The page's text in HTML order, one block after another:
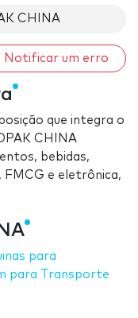
CHINA
Notificar um erro
que integra o
CHINA
bebidas,
FMCG e eletrônica,
para
para Transporte